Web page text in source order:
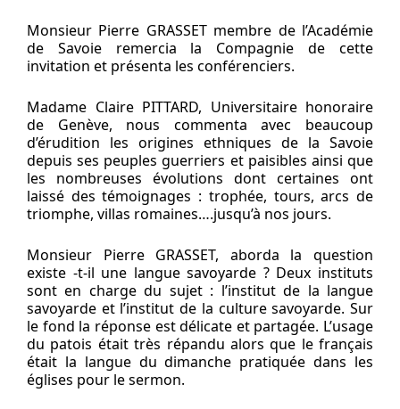
Monsieur Pierre GRASSET membre de l’Académie
de Savoie remercia la Compagnie de cette
invitation et présenta les conférenciers.
Madame Claire PITTARD, Universitaire honoraire
de Genève, nous commenta avec beaucoup
d’érudition les origines ethniques de la Savoie
depuis ses peuples guerriers et paisibles ainsi que
les nombreuses évolutions dont certaines ont
laissé des témoignages : trophée, tours, arcs de
triomphe, villas romaines….jusqu’à nos jours.
Monsieur Pierre GRASSET, aborda la question
existe -t-il une langue savoyarde ? Deux instituts
sont en charge du sujet : l’institut de la langue
savoyarde et l’institut de la culture savoyarde. Sur
le fond la réponse est délicate et partagée. L’usage
du patois était très répandu alors que le français
était la langue du dimanche pratiquée dans les
églises pour le sermon.